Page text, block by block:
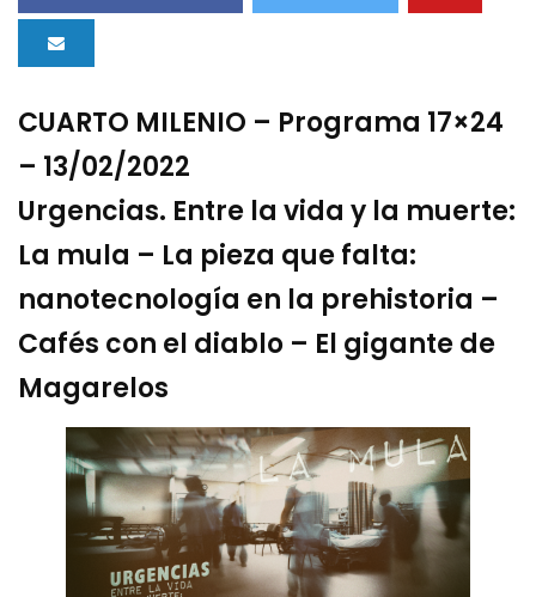
CUARTO MILENIO – Programa 17×24
– 13/02/2022
Urgencias. Entre la vida y la muerte:
La mula – La pieza que falta:
nanotecnología en la prehistoria –
Cafés con el diablo – El gigante de
Magarelos